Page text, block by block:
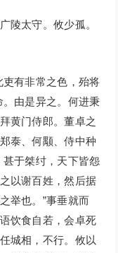
太守。攸少孤。
有非常之色，殆将
由是异之。何进秉
黄门侍郎。董卓之
泰、何颙、侍中种
于桀纣，天下皆怨
以谢百姓，然后据
举也。”事垂就而
饮食自若，会卓死
城相，不行。攸以